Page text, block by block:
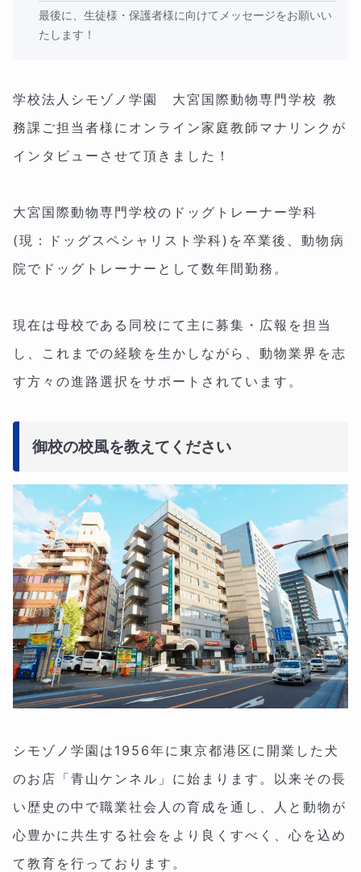
最後に、生徒様・保護者様に向けてメッセージをお願いい
たします！
学校法人シモゾノ学園 大宮国際動物専門学校 教
務課ご担当者様にオンライン家庭教師マナリンクが
インタビューさせて頂きました！
大宮国際動物専門学校のドッグトレーナー学科
(現：ドッグスペシャリスト学科)を卒業後、動物病
院でドッグトレーナーとして数年間勤務。
現在は母校である同校にて主に募集・広報を担当
し、これまでの経験を生かしながら、動物業界を志
す方々の進路選択をサポートされています。
御校の校風を教えてください
シモゾノ学園は1956年に東京都港区に開業した犬
のお店「青山ケンネル」に始まります。以来その長
い歴史の中で職業社会人の育成を通し、人と動物が
心豊かに共生する社会をより良くすべく、心を込め
て教育を行っております。